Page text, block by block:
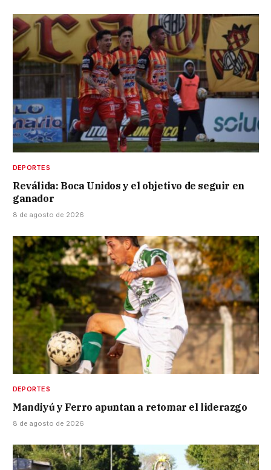
DEPORTES
Reválida: Boca Unidos y el objetivo de seguir en
ganador
8 de agosto de 2026
DEPORTES
Mandiyú y Ferro apuntan a retomar el liderazgo
8 de agosto de 2026